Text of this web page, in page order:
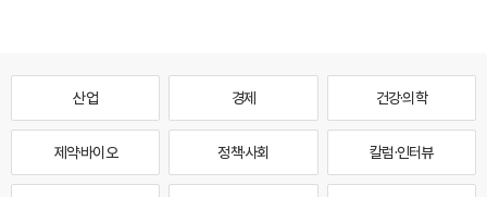
산업 경제 건강·의학
제약·바이오 정책·사회 칼럼·인터뷰